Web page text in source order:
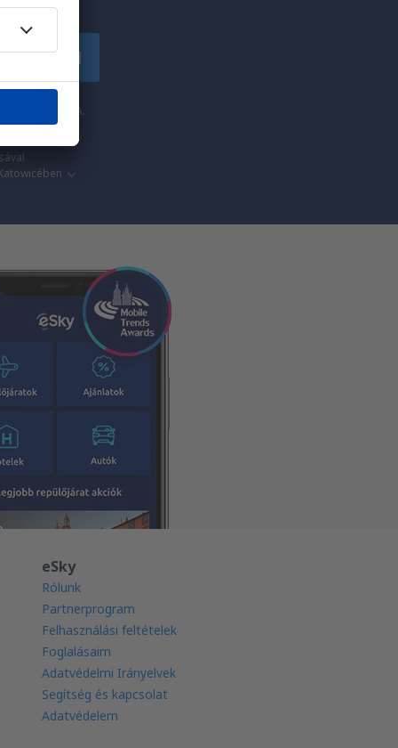
fel
az eSky.pl S.A.
eSky
Rólunk
Partnerprogram
Felhasználási feltételek
Foglalásaim
Adatvédelmi Irányelvek
Segítség és kapcsolat
Adatvédelem